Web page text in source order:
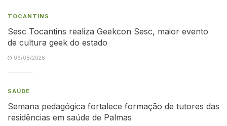
TOCANTINS
Sesc Tocantins realiza Geekcon Sesc, maior evento
de cultura geek do estado
06/08/2026
SAÚDE
Semana pedagógica fortalece formação de tutores das
residências em saúde de Palmas